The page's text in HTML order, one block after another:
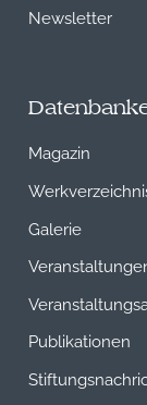
Newsletter
Magazin
Galerie
Publikationen